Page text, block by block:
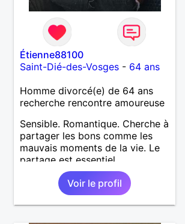
Étienne88100
Saint-Dié-des-Vosges- 64 ans
Homme divorcé(e) de 64 ans
recherche rencontre amoureuse
Sensible. Romantique. Cherche à
partager les bons comme les
mauvais moments de la vie. Le
partage est essentiel
Voir le profil